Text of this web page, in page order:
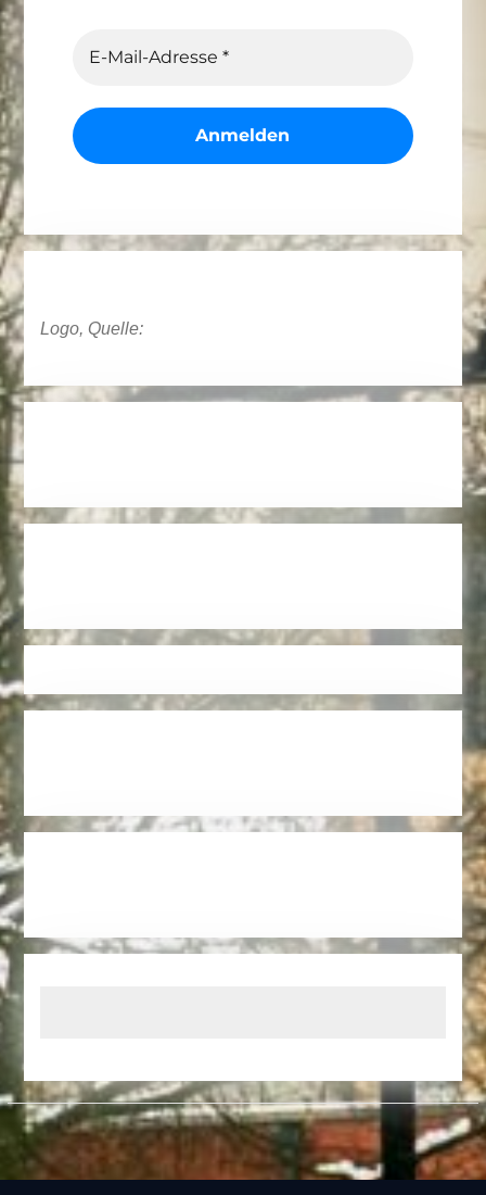
Logo, Quelle: